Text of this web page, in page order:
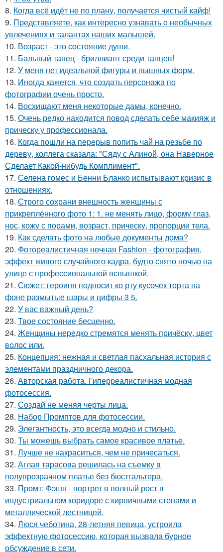
8. Когда всё идёт не по плану, получается чистый кайф!
9. Представляете, как интересно узнавать о необычных
увлечениях и талантах наших малышей.
10. Возраст - это состояние души.
11. Бальный танец - бриллиант среди танцев!
12. У меня нет идеальной фигуры и пышных форм.
13. Иногда кажется, что создать персонажа по
фотографии очень просто.
14. Восхищают меня некоторые дамы, конечно.
15. Очень редко находится повод сделать себе макияж и
прическу у профессионала.
16. Когда пошли на перерыв попить чай на резьбе по
дереву, коллега сказала: "Сяду с Алиной, она Наверное
Сделает Какой-нибудь Комплимент".
17. Селена гомес и Бенни Бланко испытывают кризис в
отношениях.
18. Строго сохрани внешность женщины с
прикреплённого фото 1: 1. не менять лицо, форму глаз,
нос, кожу с порами, возраст, прическу, пропорции тела.
19. Как сделать фото на любые документы дома?
20. Фотореалистичная ночная Fashion - фотография,
эффект живого случайного кадра, будто снято ночью на
улице с профессиональной вспышкой.
21. Сюжет: героиня подносит ко рту кусочек торта на
фоне размытые шары и цифры 3 5.
22. У вас важный день?
23. Твое состояние бесценно.
24. Женщины нередко стремятся менять причёску, цвет
волос или.
25. Концепция: нежная и светлая пасхальная история с
элементами праздничного декора.
26. Авторская работа. Гиперреалистичная модная
фотосессия.
27. Создай не меняя черты лица.
28. Набор Промптов для фотосессии.
29. Элегантность, это всегда модно и стильно.
30. Ты можешь выбрать самое красивое платье.
31. Лучше не накраситься, чем не причесаться.
32. Аглая тарасова решилась на съемку в
полупрозрачном платье без бюстгальтера.
33. Промт: Фэшн - портрет в полный рост в
индустриальном коридоре с кирпичными стенами и
металлической лестницей.
34. Люся чеботина, 28-летняя певица, устроила
эффектную фотосессию, которая вызвала бурное
обсуждение в сети.